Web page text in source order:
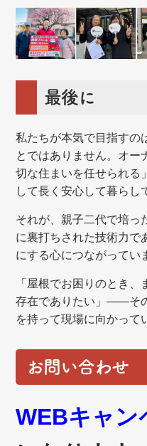
最後に
私たちが本気で目指すの
とではありません。オー
切な住まいを任せられる
して長く安心して暮らし
それが、親子二代で培っ
に裏打ちされた技術力で
にする心につながってい
「屋根でお困りのとき
存在でありたい」——そ
を持って現場に向かって
お問い合わせ
WEBキャン